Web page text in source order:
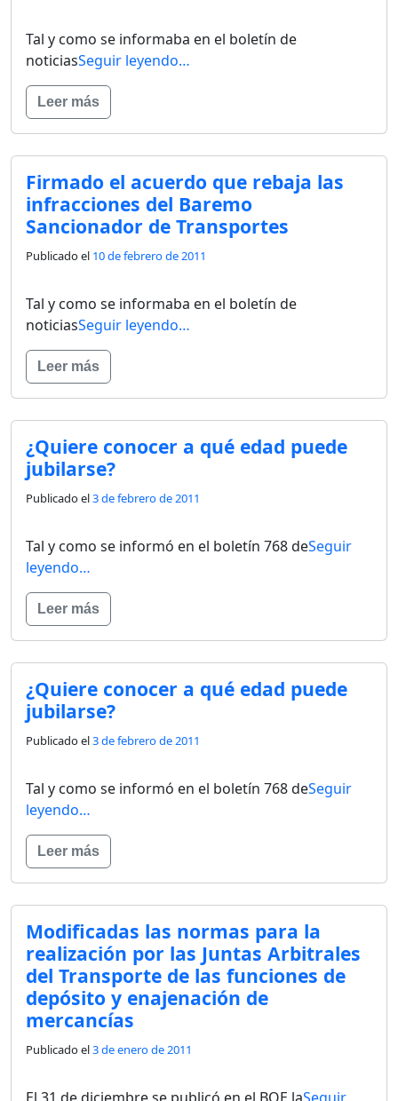
Tal y como se informaba en el boletín de
noticiasSeguir leyendo…
Leer más
Firmado el acuerdo que rebaja las
infracciones del Baremo
Sancionador de Transportes
Publicado el 10 de febrero de 2011
Tal y como se informaba en el boletín de
noticiasSeguir leyendo…
Leer más
¿Quiere conocer a qué edad puede
jubilarse?
Publicado el3 de febrero de 2011
Tal y como se informó en el boletín 768 deSeguir
leyendo…
Leer más
¿Quiere conocer a qué edad puede
jubilarse?
Publicado el3 de febrero de 2011
Tal y como se informó en el boletín 768 deSeguir
leyendo…
Leer más
Modificadas las normas para la
realización por las Juntas Arbitrales
del Transporte de las funciones de
depósito y enajenación de
mercancías
Publicado el3 de enero de 2011